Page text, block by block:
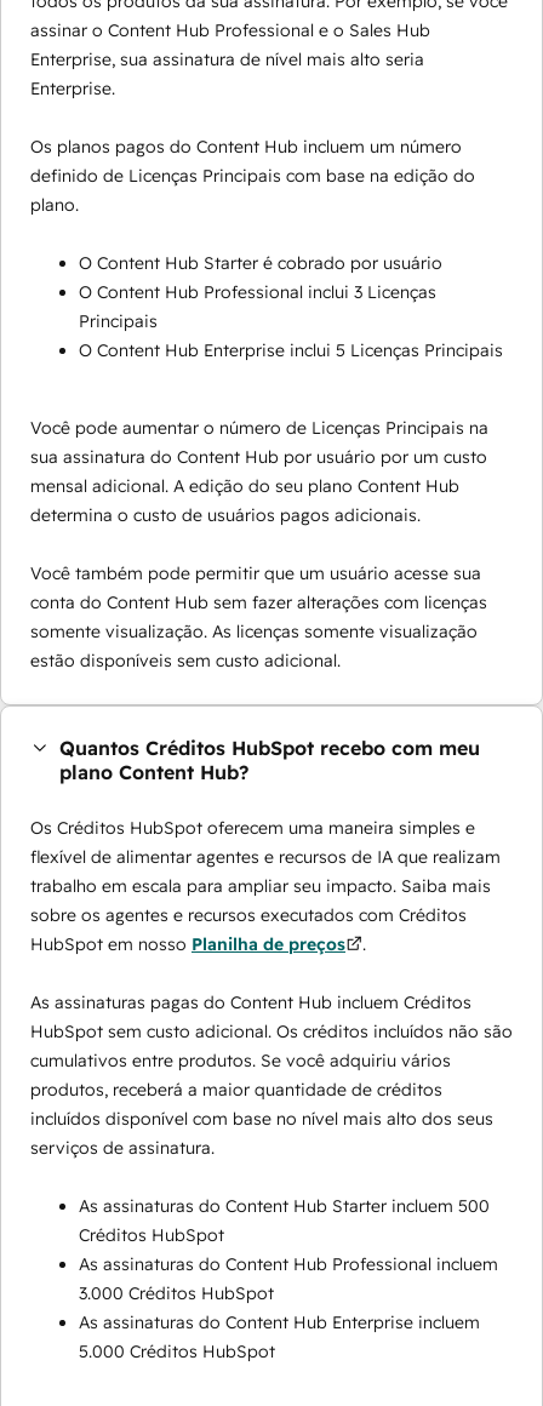
assinar o Content Hub Professional e o Sales Hub
Enterprise, sua assinatura de nível mais alto seria
Enterprise.
Os planos pagos do Content Hub incluem um número
definido de Licenças Principais com base na edição do
plano.
O Content Hub Starter é cobrado por usuário
O Content Hub Professional inclui 3 Licenças
Principais
O Content Hub Enterprise inclui 5 Licenças Principais
Você pode aumentar o número de Licenças Principais na
sua assinatura do Content Hub por usuário por um custo
mensal adicional. A edição do seu plano Content Hub
determina o custo de usuários pagos adicionais.
Você também pode permitir que um usuário acesse sua
conta do Content Hub sem fazer alterações com licenças
somente visualização. As licenças somente visualização
estão disponíveis sem custo adicional.
Quantos Créditos HubSpot recebo com meu
plano Content Hub?
Os Créditos HubSpot oferecem uma maneira simples e
flexível de alimentar agentes e recursos de IA que realizam
trabalho em escala para ampliar seu impacto. Saiba mais
sobre os agentes e recursos executados com Créditos
HubSpot em nosso Planilha de preços .
As assinaturas pagas do Content Hub incluem Créditos
HubSpot sem custo adicional. Os créditos incluídos não são
cumulativos entre produtos. Se você adquiriu vários
produtos, receberá a maior quantidade de créditos
incluídos disponível com base no nível mais alto dos seus
serviços de assinatura.
As assinaturas do Content Hub Starter incluem 500
Créditos HubSpot
As assinaturas do Content Hub Professional incluem
3.000 Créditos HubSpot
As assinaturas do Content Hub Enterprise incluem
5.000 Créditos HubSpot